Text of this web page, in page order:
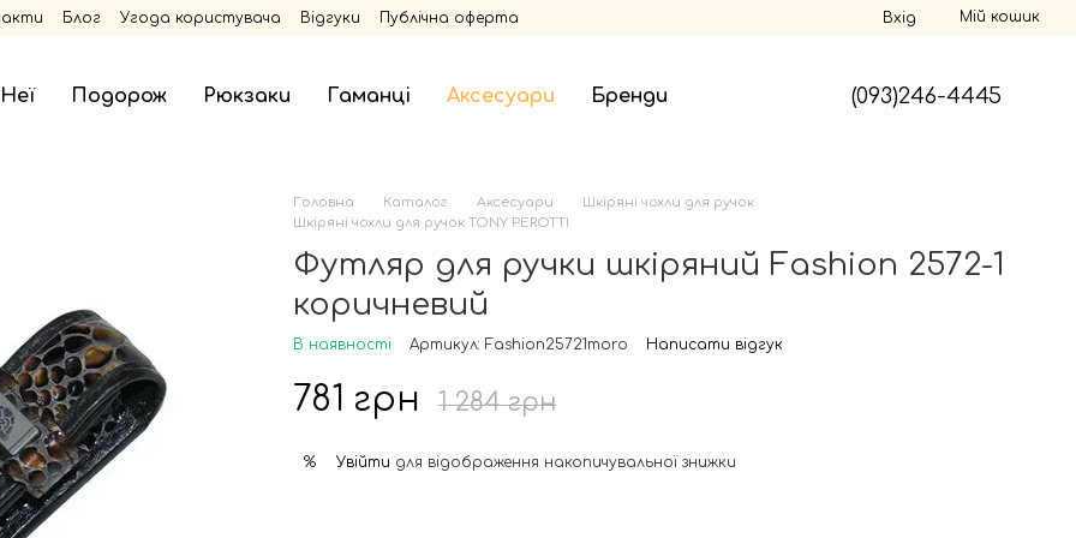
Блог Угода користувача Відгуки Публічна оферта Вхід Мій кошик
Подорож Рюкзаки Гаманці Аксесуари Бренди (093)246-4445
Головна Каталог Аксесуари
Шкіряні чохли для ручок
Шкіряні чохли для ручок TONY PEROTTI
Футляр для ручки шкіряний Fashion 2572-1
коричневий
В наявності Артикул: Fashion25721moro Написати відгук
781 грн 1 284 грн
% Увійти для відображення накопичувальної знижки